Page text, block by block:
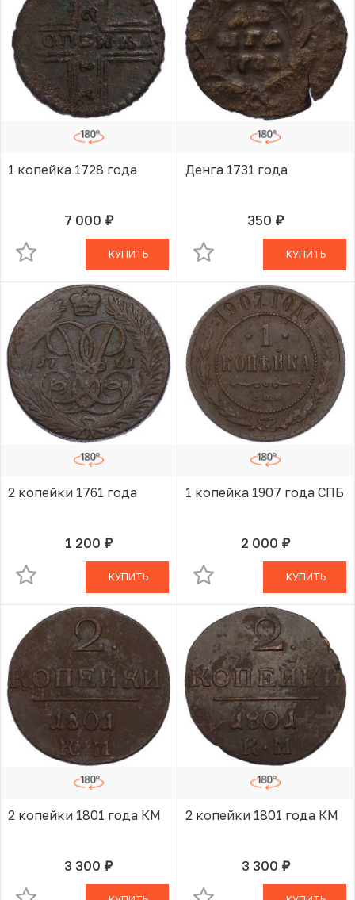
1 копейка 1728 года
7 000 руб.
В КОРЗИНЕ
КУПИТЬ
Денга 1731 года
350 руб.В КОРЗИНЕ
КУПИТЬ
2 копейки 1761 года
1 200 руб.
В КОРЗИНЕ
КУПИТЬ
1 копейка 1907 года СПБ
2 000 руб.
В КОРЗИНЕ
КУПИТЬ
2 копейки 1801 года КМ
3 300 руб.
В КОРЗИНЕ
2 копейки 1801 года КМ
3 300 руб.
В КОРЗИНЕ